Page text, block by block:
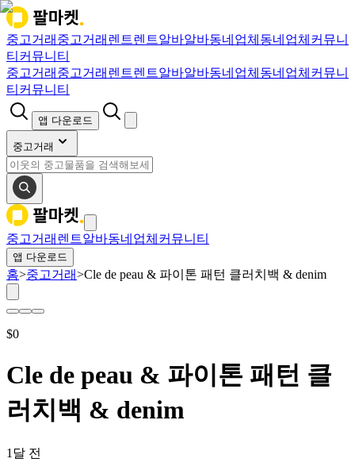
중고거래 중고거래 렌트렌트알바알바동네업체 동네업체 커뮤니
티 커뮤니티
중고거래 중고거래 렌트렌트알바알바동네업체 동네업체 커뮤니
티 커뮤니티
앱 다운로드
중고거래
중고거래 렌트알바동네업체 커뮤니티
앱 다운로드
홈>중고거래>Cle de peau & 파이톤 패턴 클러치백 & denim
$0
Cle de peau & 파이톤 패턴 클
러치백 & denim
1달 전